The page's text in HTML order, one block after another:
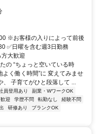
※お客様の入りによって前後
✅日曜を含む週3日勤務
方大歓迎
の “ちょっと空いている時
よく働く時間”に 変えてみませ
、 子育てがひと段落して ...
員登用あり
副業・WワークOK
迎 学歴不問 転勤なし
経験不問
研修あり
ブランクOK